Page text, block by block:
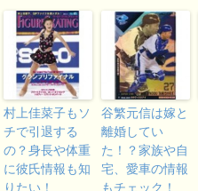
村上佳菜子もソ
チで引退する
の？身長や体重
に彼氏情報も知
りたい！
谷繁元信は嫁と
離婚してい
た！？家族や自
宅、愛車の情報
もチェック！